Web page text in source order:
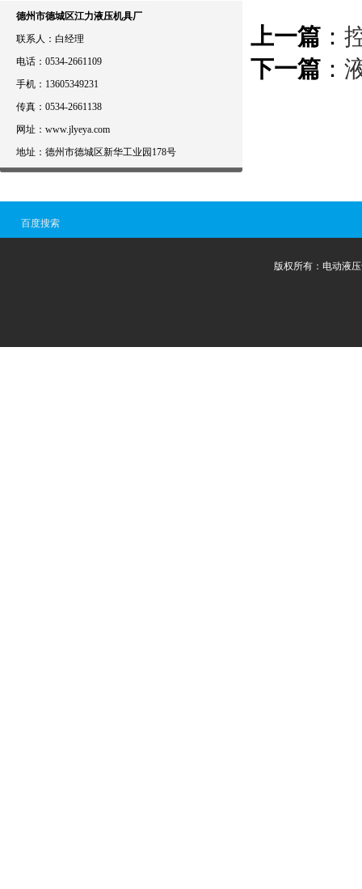
德州市德城区江力液压机具厂
联系人：白经理
电话：0534-2661109
手机：13605349231
传真：0534-2661138
网址：www.jlyeya.com
地址：德州市德城区新华工业园178号
上一篇 ：
下一篇 ：
百度搜索
版权所有：电动液